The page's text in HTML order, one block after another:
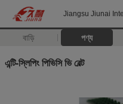
Jiangsu Jiunai
বাড়ি পণ্য
এন্টি-স্লিপিং পিভিসি ভি বেল্ট